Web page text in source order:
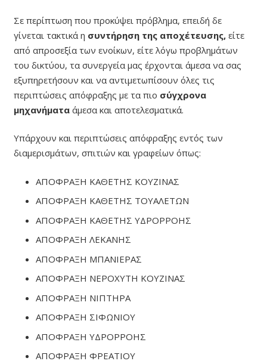
Σε περίπτωση που προκύψει πρόβλημα, επειδή δε
γίνεται τακτικά η συντήρηση της αποχέτευσης,είτε
από απροσεξία των ενοίκων, είτε λόγω προβλημάτων
του δικτύου, τα συνεργεία μας έρχονται άμεσα να σας
εξυπηρετήσουν και να αντιμετωπίσουν όλες τις
περιπτώσεις απόφραξης με τα πιο σύγχρονα
μηχανήματαάμεσα και αποτελεσματικά.
Υπάρχουν και περιπτώσεις απόφραξης εντός των
διαμερισμάτων, σπιτιών και γραφείων όπως:
ΑΠΟΦΡΑΞΗ ΚΑΘΕΤΗΣ ΚΟΥΖΙΝΑΣ
ΑΠΟΦΡΑΞΗ ΚΑΘΕΤΗΣ ΤΟΥΑΛΕΤΩΝ
ΑΠΟΦΡΑΞΗ ΚΑΘΕΤΗΣ ΥΔΡΟΡΡΟΗΣ
ΑΠΟΦΡΑΞΗ ΛΕΚΑΝΗΣ
ΑΠΟΦΡΑΞΗ ΜΠΑΝΙΕΡΑΣ
ΑΠΟΦΡΑΞΗ ΝΕΡΟΧΥΤΗ ΚΟΥΖΙΝΑΣ
ΑΠΟΦΡΑΞΗ ΝΙΠΤΗΡΑ
ΑΠΟΦΡΑΞΗ ΣΙΦΩΝΙΟΥ
ΑΠΟΦΡΑΞΗ ΥΔΡΟΡΡΟΗΣ
ΑΠΟΦΡΑΞΗ ΦΡΕΑΤΙΟΥ